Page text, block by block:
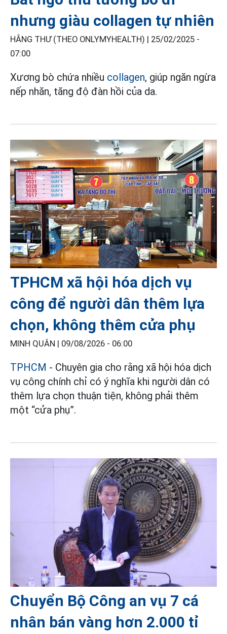
nhưng giàu collagen tự nhiên
HẰNG THƯ (THEO ONLYMYHEALTH) | 25/02/2025 -
07:00
Xương bò chứa nhiều collagen, giúp ngăn ngừa
nếp nhăn, tăng độ đàn hồi của da.
TPHCM xã hội hóa dịch vụ
công để người dân thêm lựa
chọn, không thêm cửa phụ
MINH QUÂN | 09/08/2026 - 06:00
TPHCM - Chuyên gia cho rằng xã hội hóa dịch
vụ công chính chỉ có ý nghĩa khi người dân có
thêm lựa chọn thuận tiện, không phải thêm
một “cửa phụ”.
Chuyển Bộ Công an vụ 7 cá
nhân bán vàng hơn 2.000 tỉ